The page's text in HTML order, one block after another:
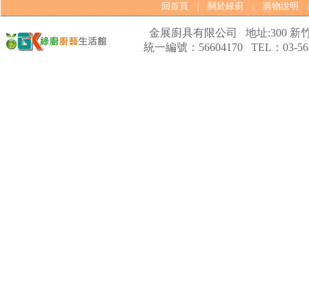
回首頁 關於綠廚 購物說明
金展廚具有限公司 地址:300 新
統一編號：56604170 TEL：03-